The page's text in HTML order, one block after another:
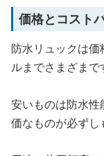
価格とコスト
防水リュックは
ルまでさまざまで
安いものは防水
価なものが必ずし